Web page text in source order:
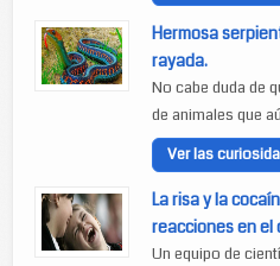
Hermosa
rayada.
No cabe duda de
de animales que
Ver las
La risa y la
reacciones en el
Un equipo de